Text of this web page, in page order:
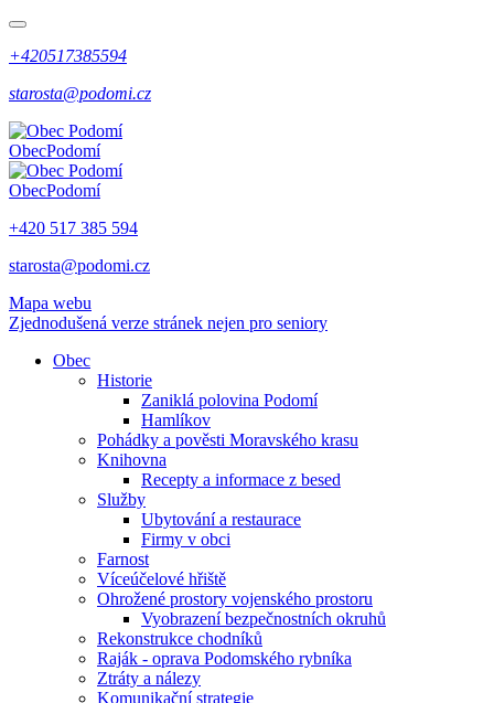
+420517385594
starosta@podomi.cz
ObecPodomí
ObecPodomí
+420 517 385 594
starosta@podomi.cz
Mapa webu
Zjednodušená verze stránek nejen pro seniory
Obec
Historie
Zaniklá polovina Podomí
Hamlíkov
Pohádky a pověsti Moravského krasu
Knihovna
Recepty a informace z besed
Služby
Ubytování a restaurace
Firmy v obci
Farnost
Víceúčelové hřiště
Ohrožené prostory vojenského prostoru
Vyobrazení bezpečnostních okruhů
Rekonstrukce chodníků
Raják - oprava Podomského rybníka
Ztráty a nálezy
Komunikační strategie